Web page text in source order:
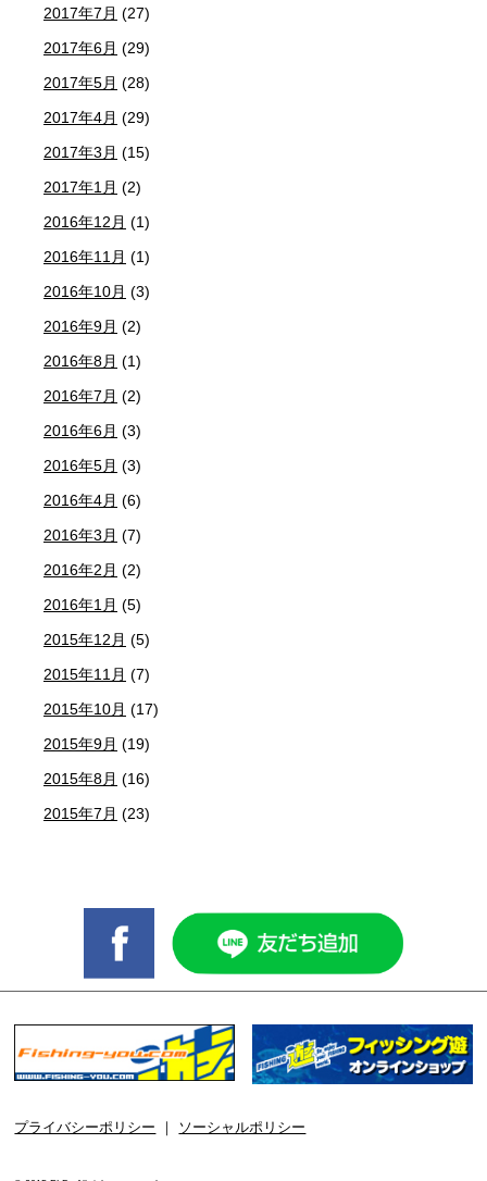
2017年7月 (27)
2017年6月 (29)
2017年5月 (28)
2017年4月 (29)
2017年3月 (15)
2017年1月 (2)
2016年12月 (1)
2016年11月 (1)
2016年10月 (3)
2016年9月 (2)
2016年8月 (1)
2016年7月 (2)
2016年6月 (3)
2016年5月 (3)
2016年4月 (6)
2016年3月 (7)
2016年2月 (2)
2016年1月 (5)
2015年12月 (5)
2015年11月 (7)
2015年10月 (17)
2015年9月 (19)
2015年8月 (16)
2015年7月 (23)
プライバシーポリシー ソーシャルポリシー